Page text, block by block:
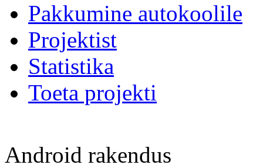
Pakkumine autokoolile
Projektist
Statistika
Toeta projekti
Android rakendus